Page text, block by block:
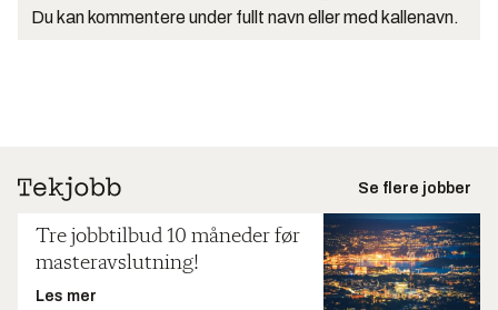
Du kan kommentere under fullt navn eller med kallenavn.
Se flere jobber
Tre jobbtilbud 10 måneder før
masteravslutning!
Les mer